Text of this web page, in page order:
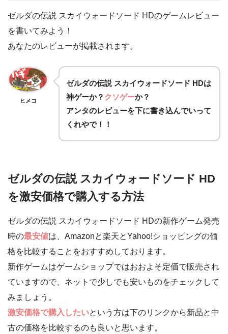
ゼルダの伝説 スカイウォードソード HDのゲームレビュー
を書いてみよう！
あなたのレビューが掲載されます。
ヒメコ
ゼルダの伝説 スカイウォードソード HDは
神ゲーか？ クソゲーか？
アンタのレビューを下に書き込んでいって
くれやで！！
ゼルダの伝説 スカイウォードソード HD
を激安価格で購入する方法
ゼルダの伝説 スカイウォードソード HDの新作ゲーム発売
時の最安値は、Amazonと楽天とYahoo!ショッピングの価
格を比較することをおすすめしております。
新作ゲームはゲームショップではおおよそ定価で販売され
ていますので、ネットで少しでも安いものをチェックして
みましょう。
激安価格で購入したいという方は下のリンクから新品と中
古の価格を比較するのも良いと思います。